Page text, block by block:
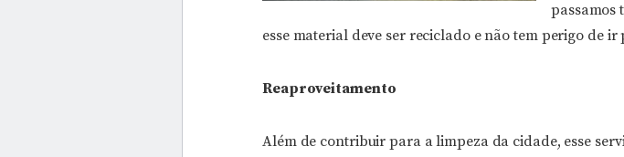
passamos
esse material deve ser reciclado e não tem perigo de
Reaproveitamento
Além de contribuir para a limpeza da cidade, esse